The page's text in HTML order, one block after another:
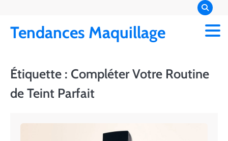
content
Tendances Maquillage
Étiquette : Compléter Votre Routine
de Teint Parfait